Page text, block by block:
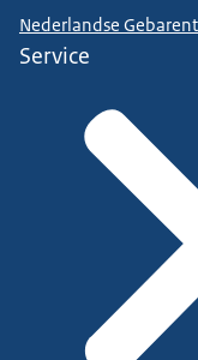
Nederlandse
Service